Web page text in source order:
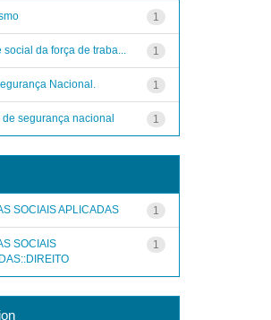
1
1
da força de traba...
1
Nacional.
1
segurança nacional
1
SOCIAIS APLICADAS
1
SOCIAIS